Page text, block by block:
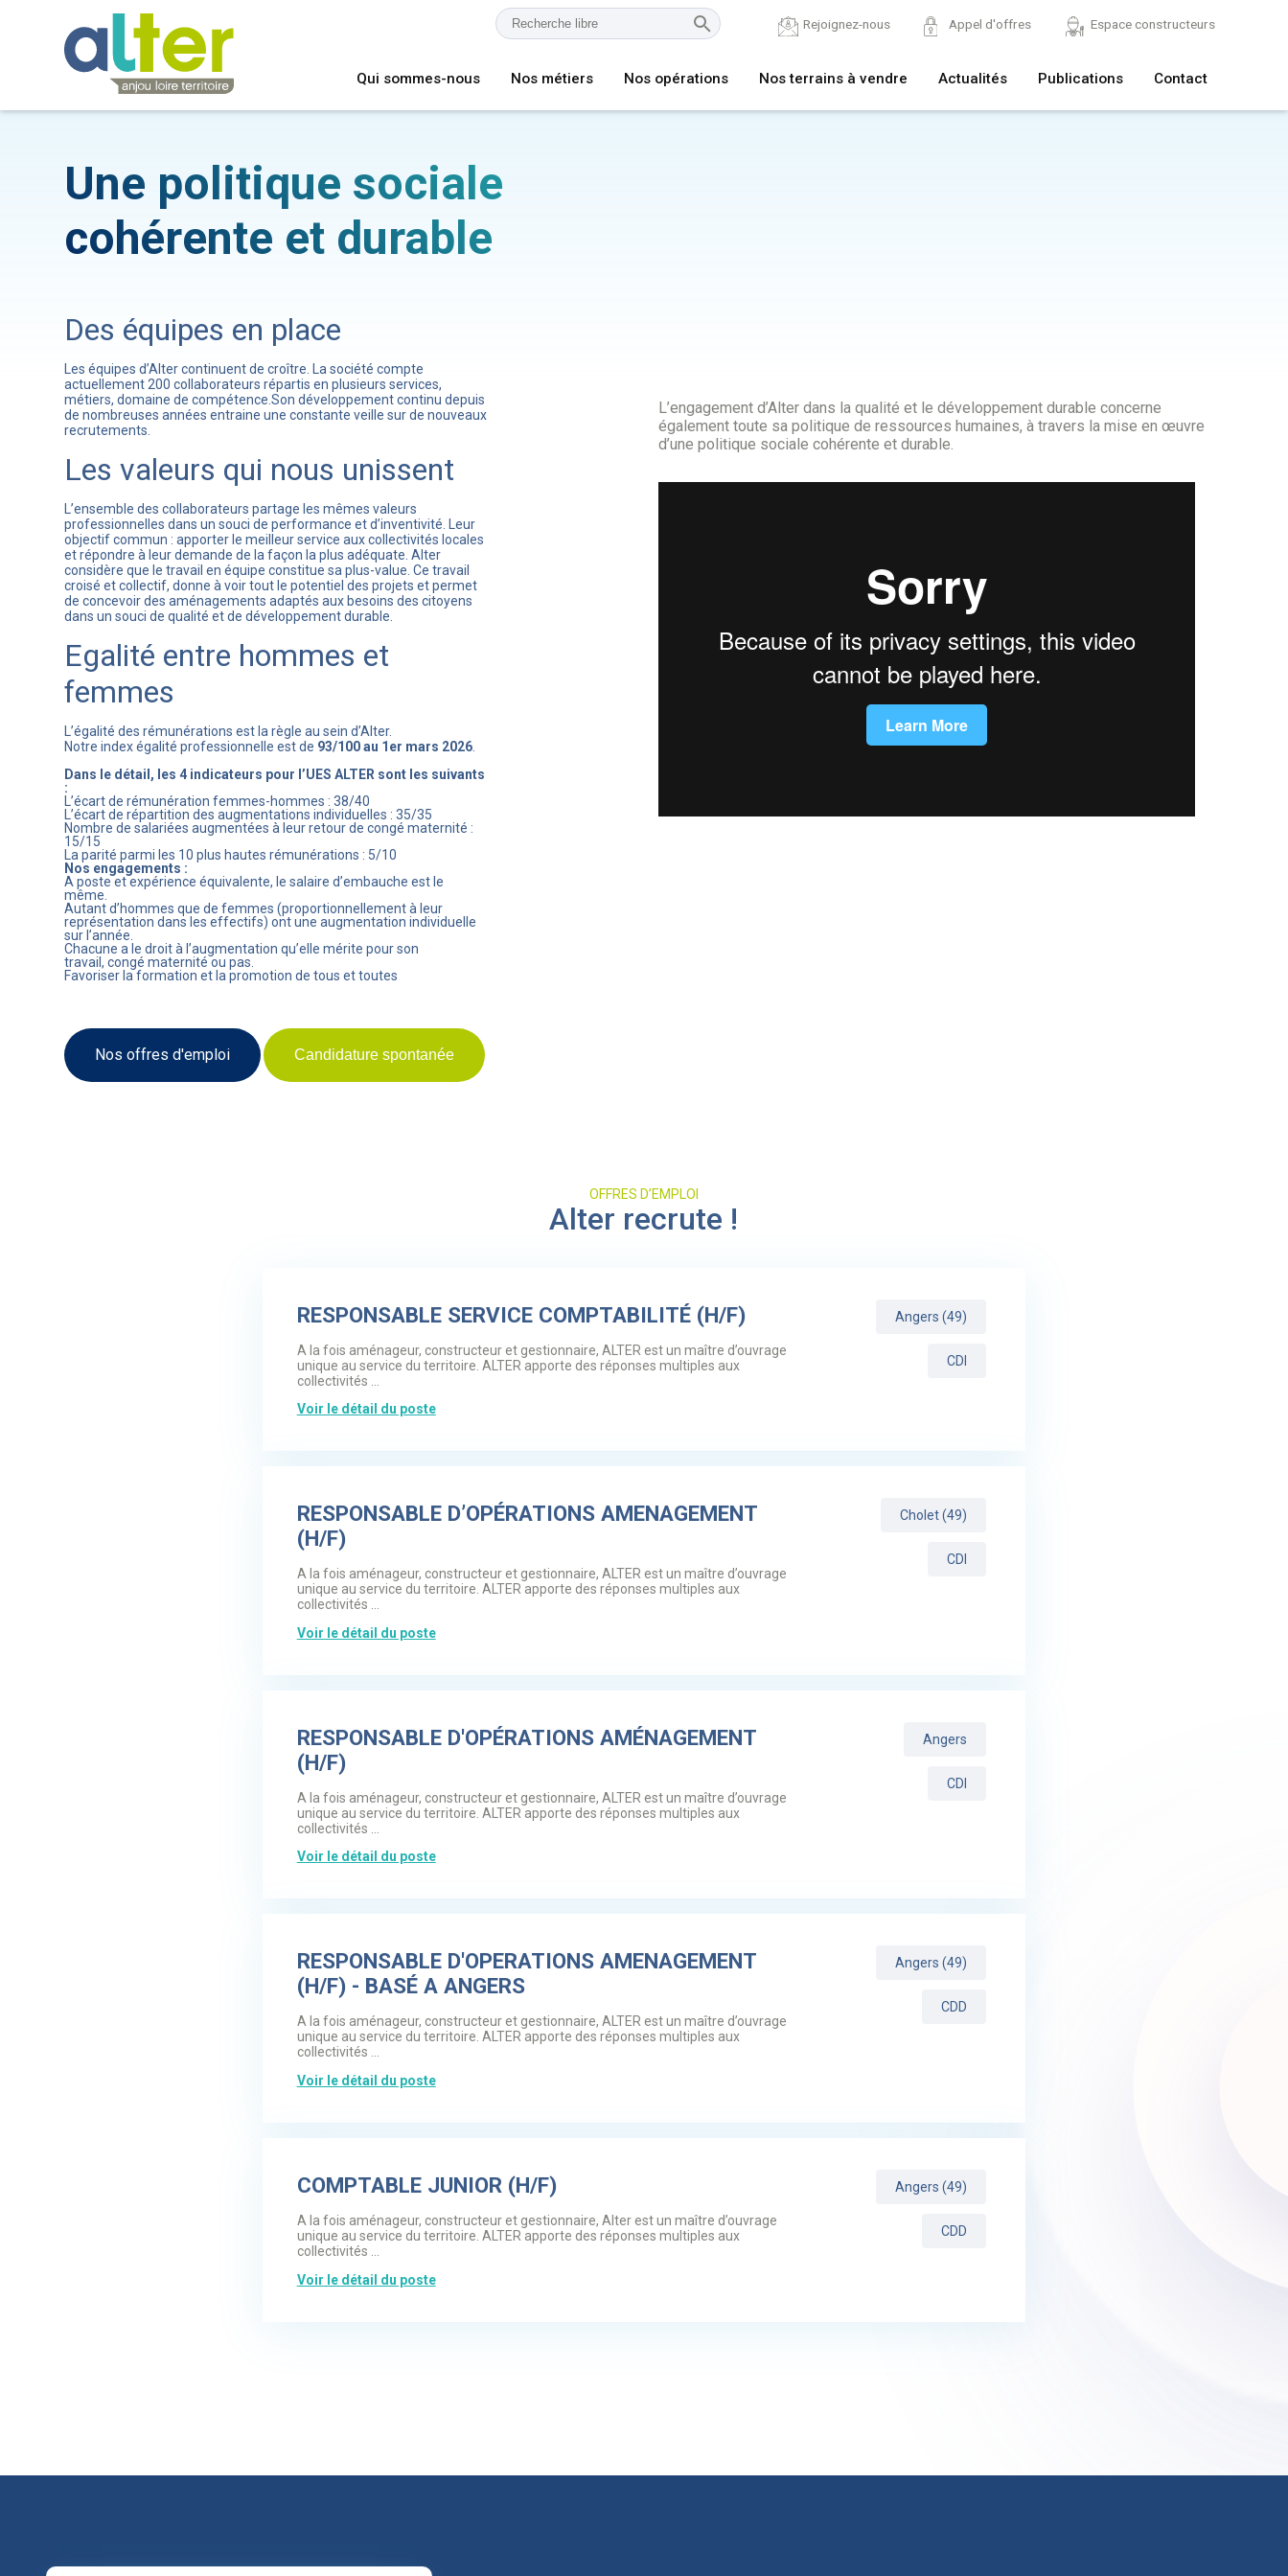
Rejoignez-nous Appel d'offres Espace constructeurs
Qui sommes-nous Nos métiers Nos opérations Nos terrains à vendre Actualités Publications Contact
Une politique sociale
cohérente et durable
Des équipes en place
Les équipes d’Alter continuent de croître. La société compte
actuellement 200 collaborateurs répartis en plusieurs services,
métiers, domaine de compétence.Son développement continu depuis
de nombreuses années entraine une constante veille sur de nouveaux
recrutements.
Les valeurs qui nous unissent
L’ensemble des collaborateurs partage les mêmes valeurs
professionnelles dans un souci de performance et d’inventivité. Leur
objectif commun : apporter le meilleur service aux collectivités locales
et répondre à leur demande de la façon la plus adéquate. Alter
considère que le travail en équipe constitue sa plus-value. Ce travail
croisé et collectif, donne à voir tout le potentiel des projets et permet
de concevoir des aménagements adaptés aux besoins des citoyens
dans un souci de qualité et de développement durable.
Egalité entre hommes et
femmes
L’égalité des rémunérations est la règle au sein d’Alter.
Notre index égalité professionnelle est de 93/100 au 1er mars 2026
Dans le détail, les 4 indicateurs pour l’UES ALTER sont les suivants
:
L’écart de rémunération femmes-hommes : 38/40
L’écart de répartition des augmentations individuelles : 35/35
Nombre de salariées augmentées à leur retour de congé maternité :
15/15
La parité parmi les 10 plus hautes rémunérations : 5/10
Nos engagements :
A poste et expérience équivalente, le salaire d’embauche est le
même.
Autant d’hommes que de femmes (proportionnellement à leur
représentation dans les effectifs) ont une augmentation individuelle
sur l’année.
Chacune a le droit à l’augmentation qu’elle mérite pour son
travail, congé maternité ou pas.
Favoriser la formation et la promotion de tous et toutes
Nos offres d'emploi Candidature spontanée
L’engagement d’Alter dans la qualité et le développement durable concerne
également toute sa politique de ressources humaines, à travers la mise en œuvre
d’une politique sociale cohérente et durable.
OFFRES D’EMPLOI
Alter recrute !
RESPONSABLE SERVICE COMPTABILITÉ (H/F)
A la fois aménageur, constructeur et gestionnaire, ALTER est un maître d’ouvrage
unique au service du territoire. ALTER apporte des réponses multiples aux
collectivités ...
Voir le détail du poste
Angers (49)
CDI
RESPONSABLE D’OPÉRATIONS AMENAGEMENT
(H/F)
A la fois aménageur, constructeur et gestionnaire, ALTER est un maître d’ouvrage
unique au service du territoire. ALTER apporte des réponses multiples aux
collectivités ...
Voir le détail du poste
Cholet (49)
CDI
RESPONSABLE D'OPÉRATIONS AMÉNAGEMENT
(H/F)
A la fois aménageur, constructeur et gestionnaire, ALTER est un maître d’ouvrage
unique au service du territoire. ALTER apporte des réponses multiples aux
collectivités ...
Voir le détail du poste
Angers
CDI
RESPONSABLE D'OPERATIONS AMENAGEMENT
(H/F) - BASÉ A ANGERS
A la fois aménageur, constructeur et gestionnaire, ALTER est un maître d’ouvrage
unique au service du territoire. ALTER apporte des réponses multiples aux
collectivités ...
Voir le détail du poste
Angers (49)
CDD
COMPTABLE JUNIOR (H/F)
A la fois aménageur, constructeur et gestionnaire, Alter est un maître d’ouvrage
unique au service du territoire. ALTER apporte des réponses multiples aux
collectivités ...
Voir le détail du poste
Angers (49)
CDD